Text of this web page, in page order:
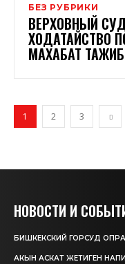
БЕЗ РУБРИКИ
ВЕРХОВНЫЙ
ХОДАТАЙСТВО
МАХАБАТ
1 2 3
НОВОСТИ И
БИШКЕКСКИЙ ГОРСУД
АКЫН АСКАТ ЖЕТИГЕН